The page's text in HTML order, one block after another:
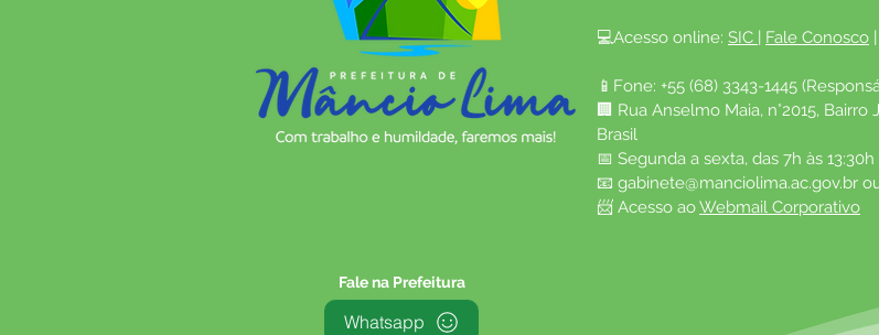
💻Acesso online: SIC | Fale Conosco |
📱Fone: +55 (68) 3343-1445
🏢 Rua Anselmo Maia, n°2015,
Brasil
📅 Segunda a sexta, das 7h às
📧 gabinete@manciolima.ac.gov.br
📨 Acesso ao Webmail Corporativo
Fale na Prefeitura
Whatsapp